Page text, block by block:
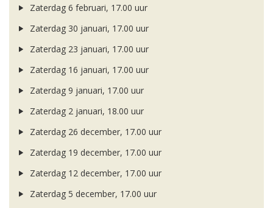
Zaterdag 6 februari, 17.00 uur
Zaterdag 30 januari, 17.00 uur
Zaterdag 23 januari, 17.00 uur
Zaterdag 16 januari, 17.00 uur
Zaterdag 9 januari, 17.00 uur
Zaterdag 2 januari, 18.00 uur
Zaterdag 26 december, 17.00 uur
Zaterdag 19 december, 17.00 uur
Zaterdag 12 december, 17.00 uur
Zaterdag 5 december, 17.00 uur